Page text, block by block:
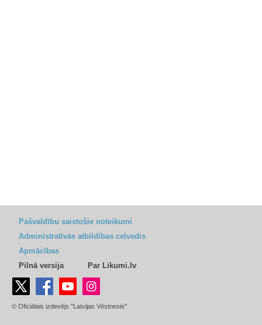
Pašvaldību saistošie noteikumi
Administratīvās atbildības ceļvedis
Apmācības
Pilnā versija
Par Likumi.lv
© Oficiālais izdevējs "Latvijas Vēstnesis"